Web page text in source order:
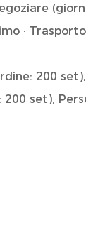
·
200
set),